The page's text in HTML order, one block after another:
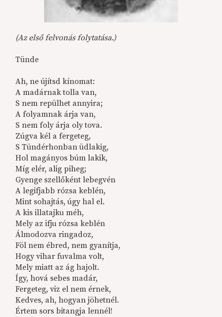
(Az első felvonás folytatása.)
Tünde
Ah, ne újítsd kínomat:
A madárnak tolla van,
S nem repülhet annyira;
A folyamnak árja van,
S nem foly árja oly tova.
Zúgva kél a fergeteg,
S Tündérhonban üdlakig,
Hol magányos búm lakik,
Míg elér, alig piheg;
Gyenge szellőként lebegvén
A legifjabb rózsa keblén,
Mint sohajtás, úgy hal el.
A kis illatajku méh,
Mely az ifju rózsa keblén
Álmodozva ringadoz,
Föl nem ébred, nem gyanítja,
Hogy vihar fuvalma volt,
Mely miatt az ág hajolt.
Így, hová sebes madár,
Fergeteg, viz el nem érnek,
Kedves, ah, hogyan jöhetnél.
Értem sors bitangja lennél!